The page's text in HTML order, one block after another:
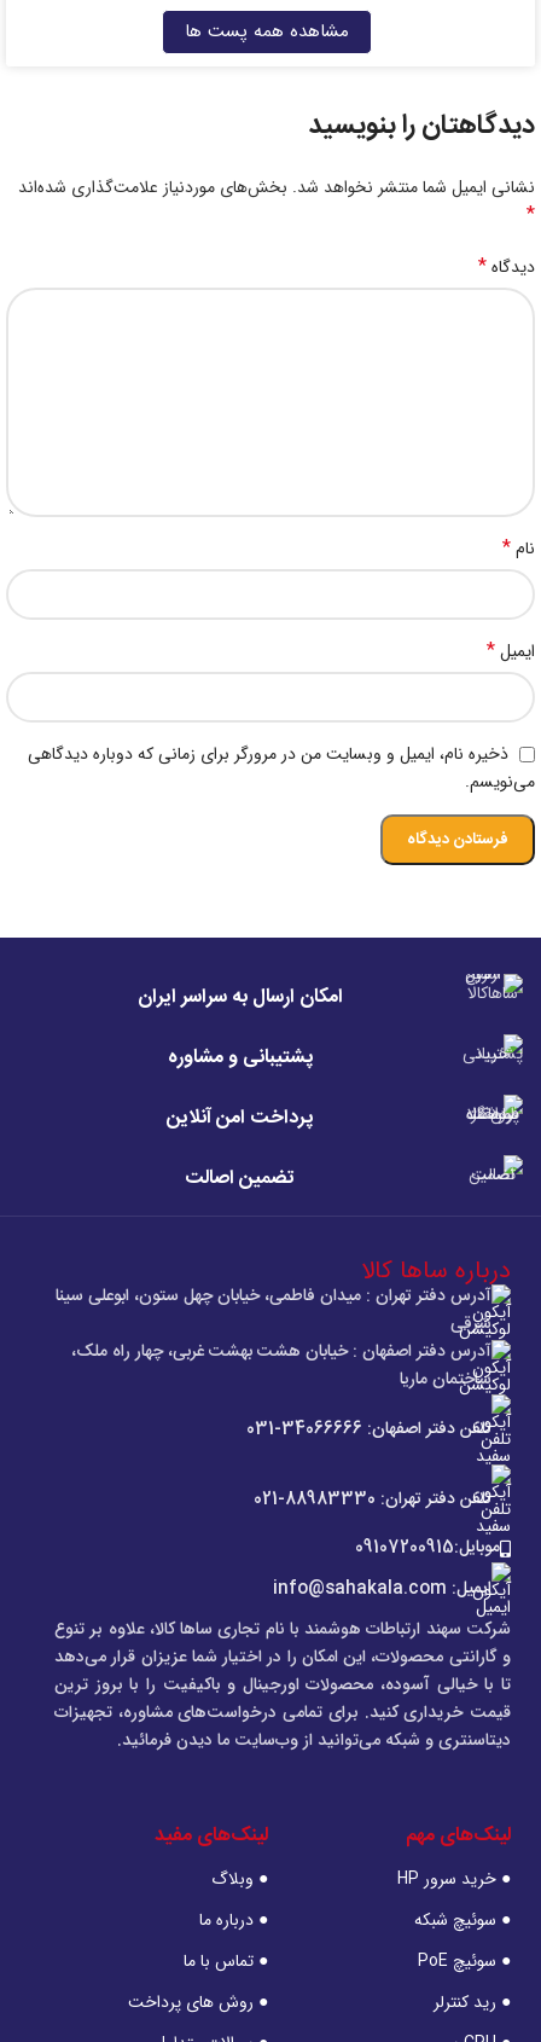
مشاهده همه پست ها
دیدگاهتان را بنویسید
نشانی ایمیل شما منتشر نخواهد شد. بخش‌های موردنیاز علامت‌گذاری شده‌اند
*
دیدگاه*
نام*
ایمیل*
ذخیره نام، ایمیل و وبسایت من در مرورگر برای زمانی که دوباره دیدگاهی
می‌نویسم.
امکان ارسال به سراسر ایران
پشتیبانی و مشاوره
پرداخت امن آنلاین
تضمین اصالت
درباره ساها کالا
آدرس دفتر تهران : میدان فاطمی، خیابان چهل ستون، ابوعلی سینا
شرقی
آدرس دفتر اصفهان : خیابان هشت بهشت غربی، چهار راه ملک،
ساختمان ماریا
تلفن دفتر اصفهان: 34066666-031
تلفن دفتر تهران: 88983330-021
موبایل:09107200915
ایمیل: info@sahakala.com
شرکت سهند ارتباطات هوشمند با نام تجاری ساها کالا، علاوه‌ بر تنوع
و گارانتی محصولات، این امکان را در اختیار شما عزیزان قرار می‌دهد
تا با خیالی آسوده، محصولات اورجینال و باکیفیت را با بروز ترین
قیمت خریداری کنید. برای تمامی درخواست‌های مشاوره، تجهیزات
دیتاسنتری و شبکه می‌توانید از وب‌سایت ما دیدن فرمائید.
لینک‌های مهم
● خرید سرور HP
● سوئیچ شبکه
● سوئیچ PoE
● رید کنترلر
لینک‌های مفید
● وبلاگ
● درباره ما
● تماس با ما
● روش های پرداخت